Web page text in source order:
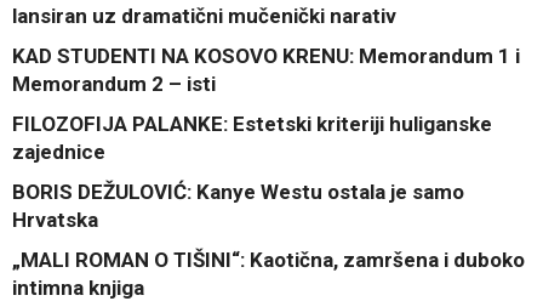
lansiran uz dramatični mučenički narativ
KAD STUDENTI NA KOSOVO KRENU: Memorandum 1 i
Memorandum 2 – isti
FILOZOFIJA PALANKE: Estetski kriteriji huliganske
zajednice
BORIS DEŽULOVIĆ: Kanye Westu ostala je samo
Hrvatska
„MALI ROMAN O TIŠINI“: Kaotična, zamršena i duboko
intimna knjiga